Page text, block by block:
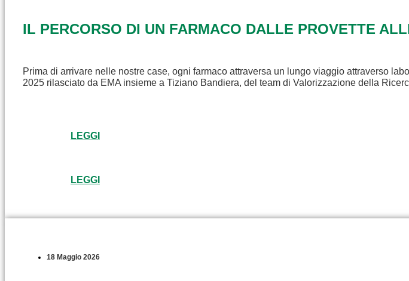
IL PERCORSO DI UN FARMACO DALLE PROVETTE
Prima di arrivare nelle nostre case, ogni farmaco attraversa un lungo viaggio attraverso
2025 rilasciato da EMA insieme a Tiziano Bandiera, del team di Valorizzazione della
LEGGI
LEGGI
18 Maggio 2026